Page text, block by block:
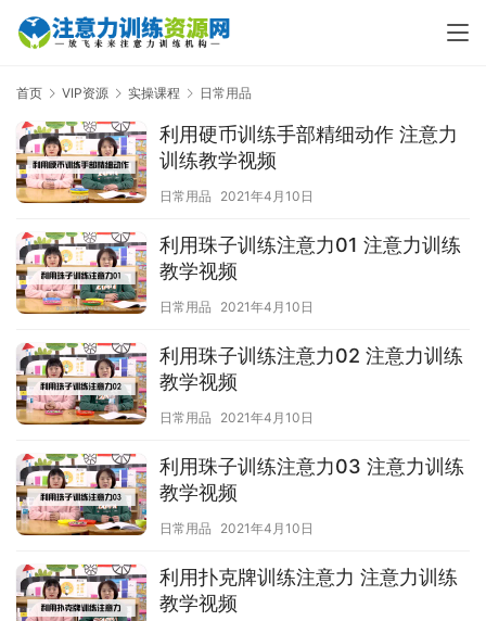
首页 VIP资源 实操课程 日常用品
利用硬币训练手部精细动作 注意力
训练教学视频
日常用品 2021年4月10日
利用珠子训练注意力01 注意力训练
教学视频
日常用品 2021年4月10日
利用珠子训练注意力02 注意力训练
教学视频
日常用品 2021年4月10日
利用珠子训练注意力03 注意力训练
教学视频
日常用品 2021年4月10日
利用扑克牌训练注意力 注意力训练
教学视频